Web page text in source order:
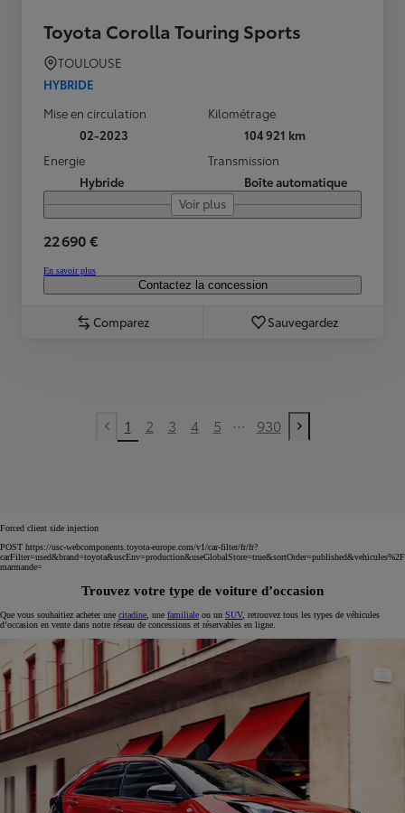
Toyota Corolla Touring Sports
TOULOUSE
HYBRIDE
Mise en circulation
02-2023
Kilométrage
104 921 km
Energie
Hybride
Transmission
Boîte automatique
Voir plus
22 690 €
En savoir plus
Contactez la concession
Comparez Sauvegardez
Previous page
1 2 3 4 5 ... 930
Next page
Forced client side injection
POST https://usc-webcomponents.toyota-europe.com/v1/car-filter/fr/fr?
marmande=
Trouvez votre type de voiture d’occasion
Que vous souhaitiez acheter une citadine , une familiale ou un SUV, retrouvez tous les types de véhicules
d’occasion en vente dans notre réseau de concessions et réservables en ligne.